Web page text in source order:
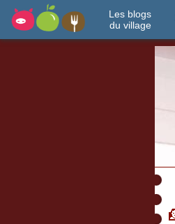
Les blogs
du village